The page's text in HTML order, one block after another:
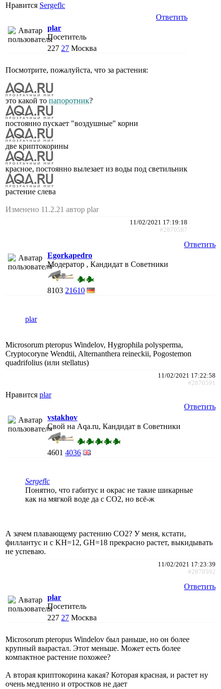
Нравится Sergeflc
Ответить
plar
Посетитель
227 27 Москва
Посмотрите, пожалуйста, что за растения:
это какой то папоротник?
постоянно пускает "воздушные" корни
две криптокорины
красное, постоянно вылезает из воды под светильник
растение слева
Изменено 11.2.21 автор plar
11/02/2021 17:19:18
#2870587
Ответить
Egorkapedro
Модератор , Кандидат в Советники
8103 21610
plar
Microsorum pteropus Windelov, Hygrophila polysperma,
Cryptocoryne Wendtii, Alternanthera reineckii, Pogostemon
quadrifolius (или stellatus)
11/02/2021 17:22:58
#2870591
Нравится plar
Ответить
vstakhov
Свой на Aqa.ru, Кандидат в Советники
4601 4036
Sergeflc
Понятно, что габитус и окрас не такие шикарные
как на мягкой воде да с СО2, но всё-ж
А зачем плавающему растению CO2? У меня, кстати,
филлантус и с KH=12, GH=18 прекрасно растет, выкидывать
не успеваю.
11/02/2021 17:23:39
#2870592
Ответить
plar
Посетитель
227 27 Москва
Microsorum pteropus Windelov был раньше, но он более
крупный вырастал. Этот меньше. Может есть более
компактное растение похожее?
А вторая криптокорина какая? Которая красная, и растет ну
очень медленно и отростков не дает